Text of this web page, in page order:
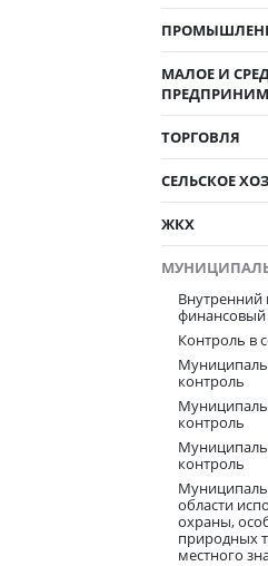
МАЛОЕ И
ТОРГОВЛЯ
СЕЛЬСКОЕ
ЖКХ
финансовый
Контроль в
контроль
контроль
контроль
области
охраны,
природных
местного